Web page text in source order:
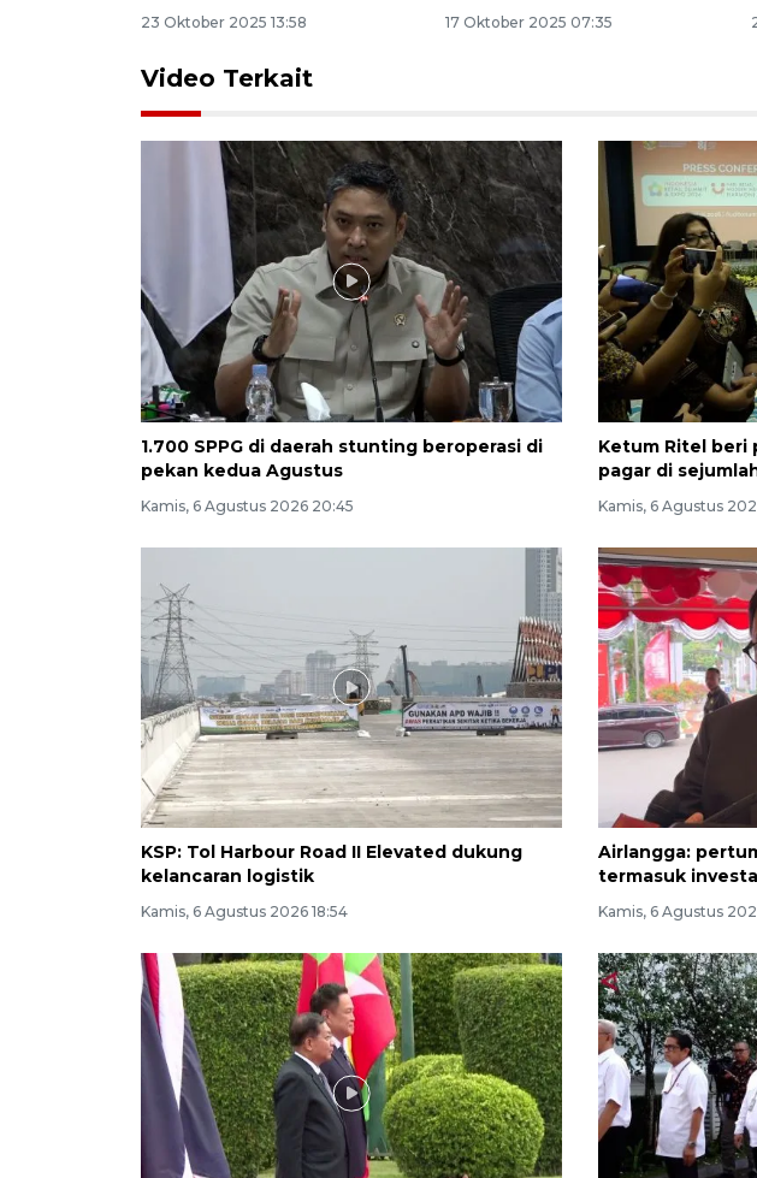
23 Oktober 2025 13:58 17 Oktober 2025 07:35
Video Terkait
1.700 SPPG di daerah stunting beroperasi di
pekan kedua Agustus
Kamis, 6 Agustus 2026 20:45
Ketum Ritel beri
pagar di
Kamis, 6 Agustus
KSP: Tol Harbour Road II Elevated dukung
kelancaran logistik
Kamis, 6 Agustus 2026 18:54
Airlangga:
termasuk
Kamis, 6 Agustus
Batang
3 Agustus